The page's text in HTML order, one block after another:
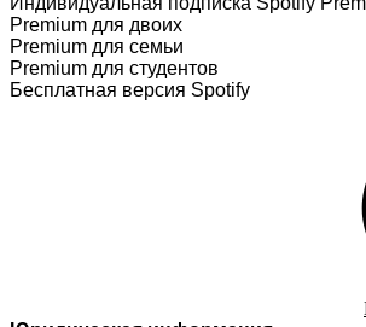
Premium для двоих
Premium для семьи
Premium для студентов
Бесплатная версия Spotify